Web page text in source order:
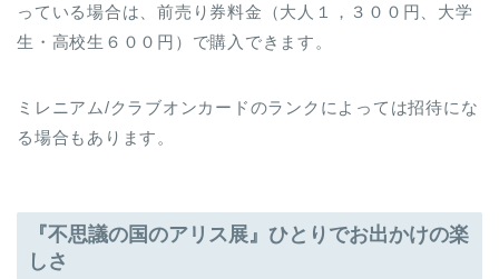
っている場合は、前売り券料金（大人１，３００円、大学
生・高校生６００円）で購入できます。
ミレニアム/クラブオンカードのランクによっては招待にな
る場合もあります。
『不思議の国のアリス展』ひとりでお出かけの楽
しさ